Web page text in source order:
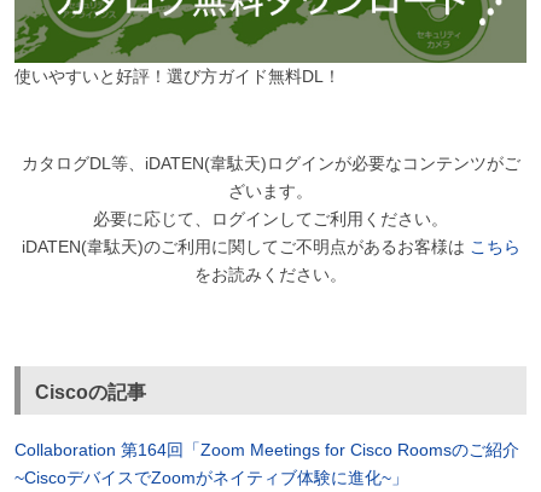
使いやすいと好評！選び方ガイド無料DL！
カタログDL等、iDATEN(韋駄天)ログインが必要なコンテンツがご
ざいます。
必要に応じて、ログインしてご利用ください。
iDATEN(韋駄天)のご利用に関してご不明点があるお客様は こちら
をお読みください。
Ciscoの記事
Collaboration 第164回「Zoom Meetings for Cisco Roomsのご紹介
~CiscoデバイスでZoomがネイティブ体験に進化~」